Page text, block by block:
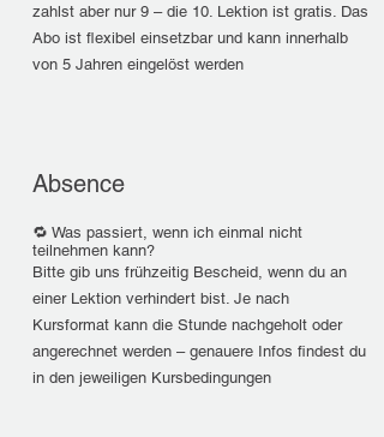
zahlst aber nur 9 – die 10. Lektion ist gratis. Das
Abo ist flexibel einsetzbar und kann innerhalb
von 5 Jahren eingelöst werden
Absence
🔁 Was passiert, wenn ich einmal nicht
teilnehmen kann?
Bitte gib uns frühzeitig Bescheid, wenn du an
einer Lektion verhindert bist. Je nach
Kursformat kann die Stunde nachgeholt oder
angerechnet werden – genauere Infos findest du
in den jeweiligen Kursbedingungen